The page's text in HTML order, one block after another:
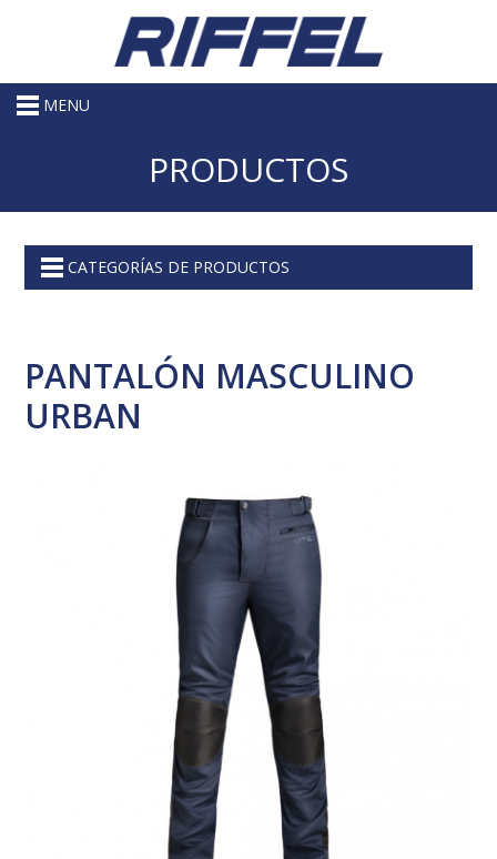
MENU
PRODUCTOS
CATEGORÍAS DE PRODUCTOS
PANTALÓN MASCULINO
URBAN